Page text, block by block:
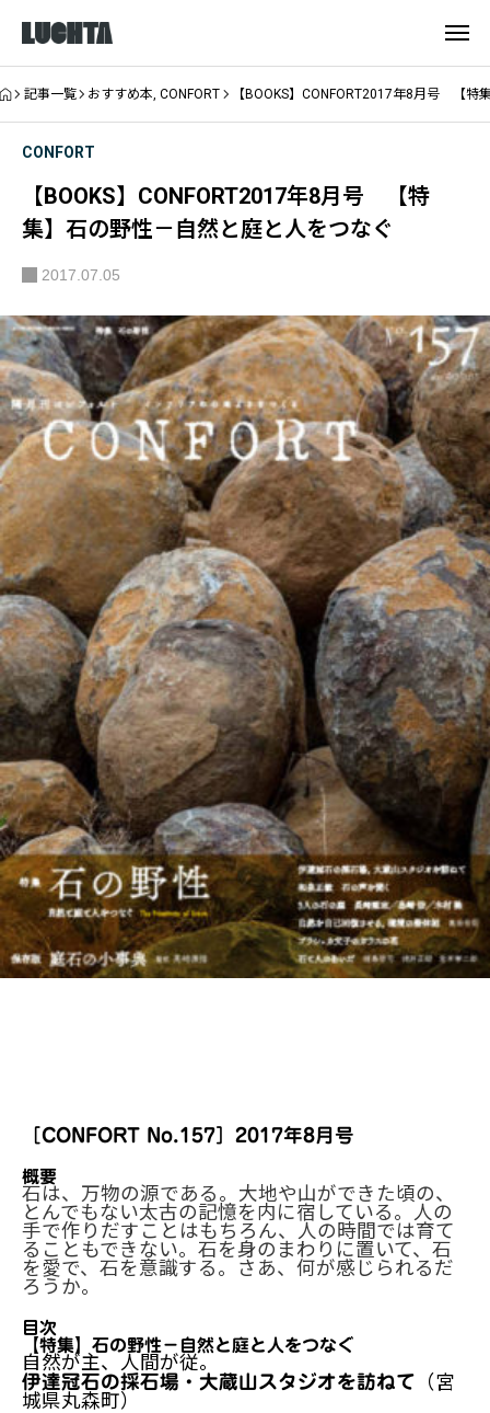
記事一覧 おすすめ本,CONFORT 【BOOKS】CONFORT2017年8月号 【
CONFORT
【BOOKS】CONFORT2017年8月号 【特
集】石の野性－自然と庭と人をつなぐ
2017.07.05
［CONFORT No.157］2017年8月号
概要
石は、万物の源である。大地や山ができた頃の、
とんでもない太古の記憶を内に宿している。人の
手で作りだすことはもちろん、人の時間では育て
ることもできない。石を身のまわりに置いて、石
を愛で、石を意識する。さあ、何が感じられるだ
ろうか。
目次
【特集】石の野性－自然と庭と人をつなぐ
自然が主、人間が従。
伊達冠石の採石場・大蔵山スタジオを訪ねて
（宮
城県丸森町）